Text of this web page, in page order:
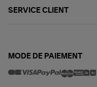
SERVICE CLIENT
MODE DE PAIEMENT